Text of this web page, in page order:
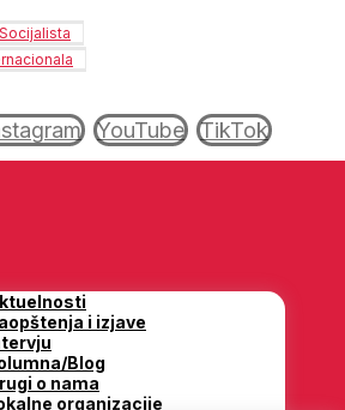
YouTube TikTok
i izjave
Blog
o nama
organizacije